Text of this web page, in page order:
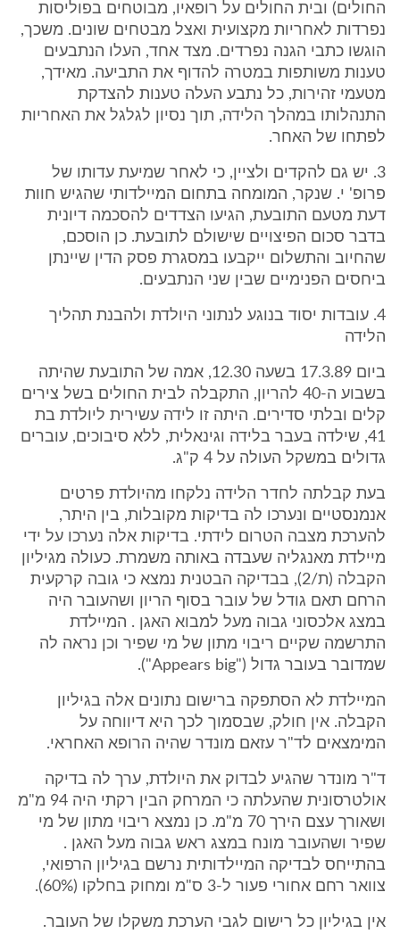
החולים) ובית החולים על רופאיו, מבוטחים בפוליסות
נפרדות לאחריות מקצועית ואצל מבטחים שונים. משכך,
הוגשו כתבי הגנה נפרדים. מצד אחד, העלו הנתבעים
טענות משותפות במטרה להדוף את התביעה. מאידך,
מטעמי זהירות, כל נתבע העלה טענות להצדקת
התנהלותו במהלך הלידה, תוך נסיון לגלגל את האחריות
לפתחו של האחר.
3. יש גם להקדים ולציין, כי לאחר שמיעת עדותו של
פרופ' י. שנקר, המומחה בתחום המיילדותי שהגיש חוות
דעת מטעם התובעת, הגיעו הצדדים להסכמה דיונית
בדבר סכום הפיצויים שישולם לתובעת. כן הוסכם,
שהחיוב והתשלום ייקבעו במסגרת פסק הדין שיינתן
ביחסים הפנימיים שבין שני הנתבעים.
4. עובדות יסוד בנוגע לנתוני היולדת ולהבנת תהליך
הלידה
ביום 17.3.89 בשעה 12.30, אמה של התובעת שהיתה
בשבוע ה-40 להריון, התקבלה לבית החולים בשל צירים
קלים ובלתי סדירים. היתה זו לידה עשירית ליולדת בת
41, שילדה בעבר בלידה וגינאלית, ללא סיבוכים, עוברים
גדולים במשקל העולה על 4 ק"ג.
בעת קבלתה לחדר הלידה נלקחו מהיולדת פרטים
אנמנסטיים ונערכו לה בדיקות מקובלות, בין היתר,
להערכת מצבה הטרום לידתי. בדיקות אלה נערכו על ידי
מיילדת מאנגליה שעבדה באותה משמרת. כעולה מגיליון
הקבלה (ת/2), בבדיקה הבטנית נמצא כי גובה קרקעית
הרחם תאם גודל של עובר בסוף הריון ושהעובר היה
במצג אלכסוני גבוה מעל למבוא האגן . המיילדת
התרשמה שקיים ריבוי מתון של מי שפיר וכן נראה לה
שמדובר בעובר גדול ("Appears big").
המיילדת לא הסתפקה ברישום נתונים אלה בגיליון
הקבלה. אין חולק, שבסמוך לכך היא דיווחה על
המימצאים לד"ר עזאם מונדר שהיה הרופא האחראי.
ד"ר מונדר שהגיע לבדוק את היולדת, ערך לה בדיקה
אולטרסונית שהעלתה כי המרחק הבין רקתי היה 94 מ"מ
ושאורך עצם הירך 70 מ"מ. כן נמצא ריבוי מתון של מי
שפיר ושהעובר מונח במצג ראש גבוה מעל האגן .
בהתייחס לבדיקה המיילדותית נרשם בגיליון הרפואי,
צוואר רחם אחורי פעור ל-3 ס"מ ומחוק בחלקו (60%).
אין בגיליון כל רישום לגבי הערכת משקלו של העובר.